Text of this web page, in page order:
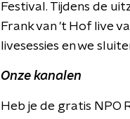
Festival. Tijdens de
Frank van 't Hof live
livesessies en we
Onze kanalen
Heb je de gratis NPO